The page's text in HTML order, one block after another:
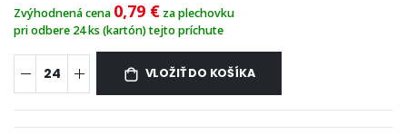
Zvýhodnená cena 0,79 € za plechovku
pri odbere 24 ks (kartón) tejto príchute
VLOŽIŤ DO KOŠÍKA